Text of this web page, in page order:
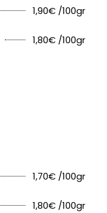
1,90€ /100gr
1,80€ /100gr
1,70€ /100gr
1,80€ /100gr